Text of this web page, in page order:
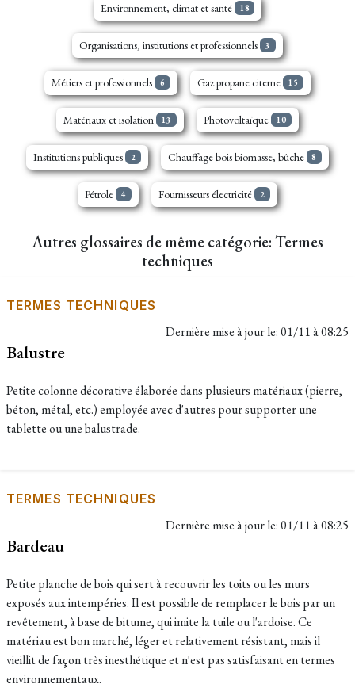
Environnement, climat et santé 18
Organisations, institutions et professionnels 3
Métiers et professionnels 6 Gaz propane citerne 15
Matériaux et isolation 13 Photovoltaïque 10
Institutions publiques 2 Chauffage bois biomasse, bûche 8
Pétrole 4 Fournisseurs électricité 2
Autres glossaires de même catégorie: Termes
techniques
TERMES TECHNIQUES
Dernière mise à jour le:01/11 à 08:25
Balustre
Petite colonne décorative élaborée dans plusieurs matériaux (pierre,
béton, métal, etc.) employée avec d'autres pour supporter une
tablette ou une balustrade.
TERMES TECHNIQUES
Dernière mise à jour le:01/11 à 08:25
Bardeau
Petite planche de bois qui sert à recouvrir les toits ou les murs
exposés aux intempéries. Il est possible de remplacer le bois par un
revêtement, à base de bitume, qui imite la tuile ou l'ardoise. Ce
matériau est bon marché, léger et relativement résistant, mais il
vieillit de façon très inesthétique et n'est pas satisfaisant en termes
environnementaux.